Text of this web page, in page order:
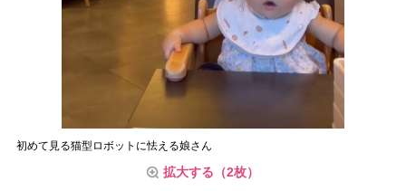
初めて見る猫型ロボットに怯える娘さん
拡大する（2枚）